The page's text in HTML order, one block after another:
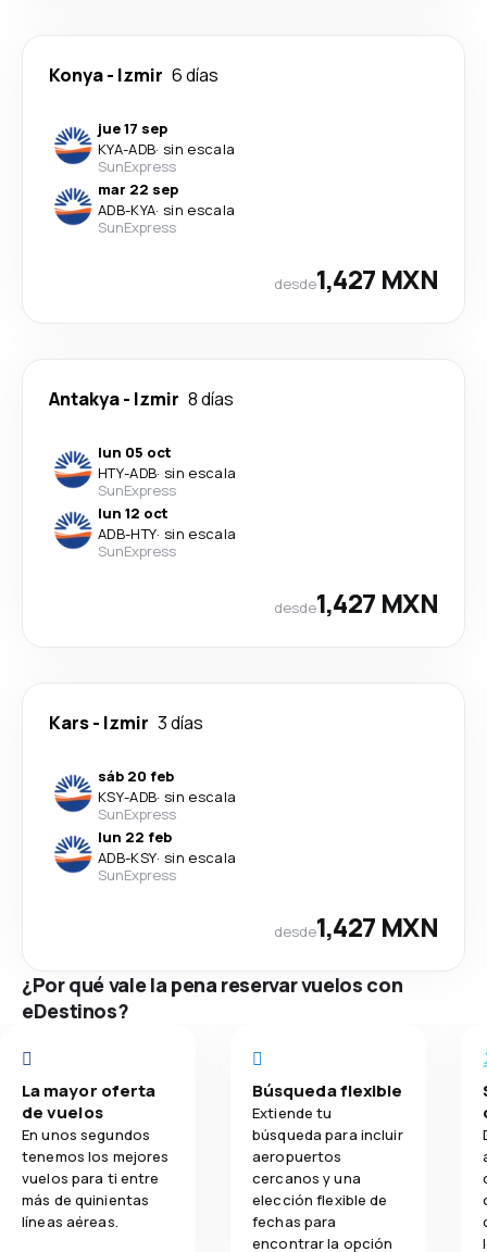
Konya- Izmir 6 días
jue 17 sep
KYA-ADB· sin escala
SunExpress
mar 22 sep
ADB-KYA· sin escala
SunExpress
desde1,427 MXN
Antakya- Izmir 8 días
lun 05 oct
HTY-ADB· sin escala
SunExpress
lun 12 oct
ADB-HTY· sin escala
SunExpress
desde1,427 MXN
Kars- Izmir 3 días
sáb 20 feb
KSY-ADB· sin escala
SunExpress
lun 22 feb
ADB-KSY· sin escala
SunExpress
desde1,427 MXN
¿Por qué vale la pena reservar vuelos con
eDestinos?
La mayor oferta
de vuelos
En unos segundos
tenemos los mejores
vuelos para ti entre
más de quinientas
líneas aéreas.
Búsqueda flexible
Extiende tu
búsqueda para incluir
aeropuertos
cercanos y una
elección flexible de
fechas para
encontrar la opción